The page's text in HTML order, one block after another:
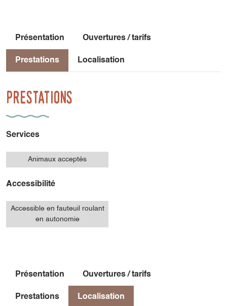
Présentation Ouvertures / tarifs
Prestations Localisation
Prestations
Services
Animaux acceptés
Accessibilité
Accessible en fauteuil roulant
en autonomie
Présentation Ouvertures / tarifs
Prestations Localisation